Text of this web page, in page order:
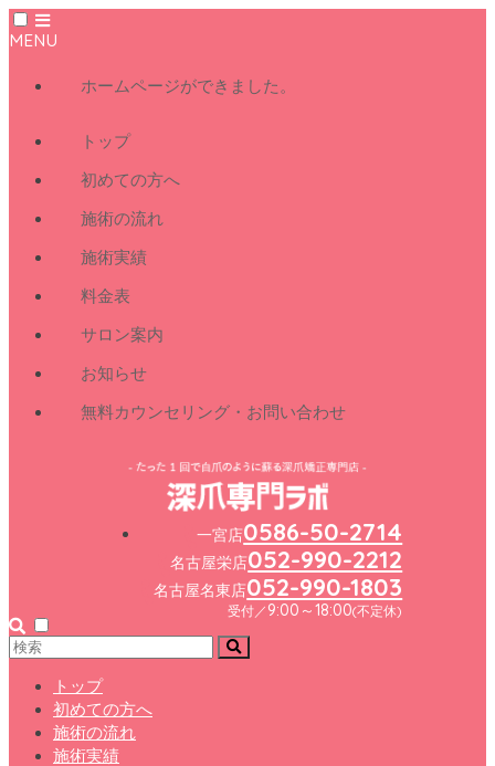
MENU
ホームページができました。
トップ
初めての方へ
施術の流れ
施術実績
料金表
サロン案内
お知らせ
無料カウンセリング・お問い合わせ
一宮店0586-50-2714
名古屋栄店052-990-2212
名古屋名東店052-990-1803
受付／ 9:00～18:00(不定休)
トップ
初めての方へ
施術の流れ
施術実績